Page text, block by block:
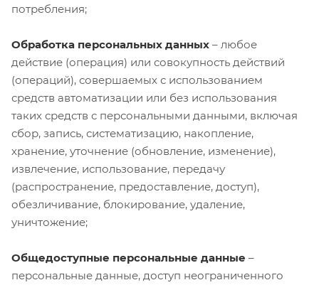
потребления;
Обработка персональных данных – любое
действие (операция) или совокупность действий
(операций), совершаемых с использованием
средств автоматизации или без использования
таких средств с персональными данными, включая
сбор, запись, систематизацию, накопление,
хранение, уточнение (обновление, изменение),
извлечение, использование, передачу
(распространение, предоставление, доступ),
обезличивание, блокирование, удаление,
уничтожение;
Общедоступные персональные данные –
персональные данные, доступ неограниченного